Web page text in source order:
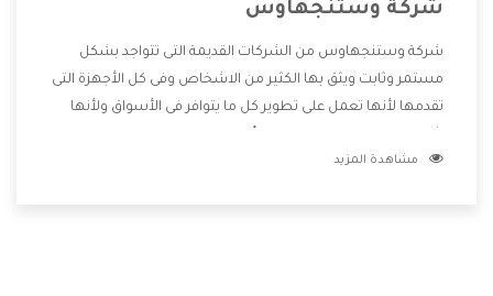
شركة وستنجهاوس
شركة وستنجهاوس من الشركات القديمة التى تتواجد بشكل
مستمر وثابت ويثق بها الكثير من الاشخاص وفى كل الأجهزة التى
تقدمها لأنها تعمل على تطوير كل ما يتوافر فى الأسواق ولأنها
المنتجات وتقدم للعملاء أقوى العروض والخصومات التى تسهل
مشاهدة المزيد